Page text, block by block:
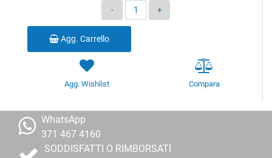
Quantità
Agg. Carrello
Agg. Wishlist Compara
WhatsApp
371 467 4160
SODDISFATTI O RIMBORSATI